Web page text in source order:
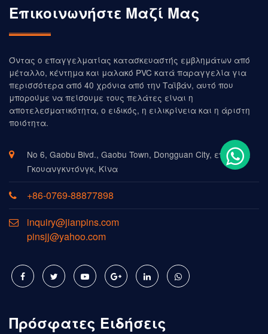
Επικοινωνήστε Μαζί Μας
Όντας ο επαγγελματίας κατασκευαστής εμβλημάτων από
μέταλλο, κέντημα και μαλακό PVC κατά παραγγελία για
περισσότερα από 40 χρόνια από την Ταϊβάν, αυτό που
μπορούμε να πείσουμε τους πελάτες είναι η
αποτελεσματικότητα, ο ειδικός, η ειλικρίνεια και η άριστη
ποιότητα.
Νο 6, Gaobu Blvd., Gaobu Town, Dongguan City, επαρχία
Γκουανγκντόνγκ, Κίνα
+86-0769-88877898
inquiry@jianpins.com
pinsjj@yahoo.com
Πρόσφατες Ειδήσεις